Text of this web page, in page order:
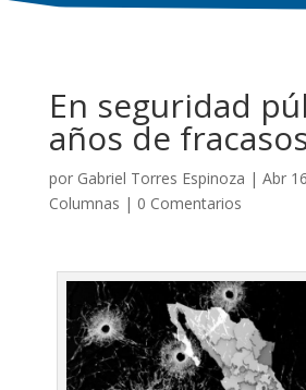
En seguridad
años de
por Gabriel Torres Espinoza | Abr
Columnas | 0 Comentarios